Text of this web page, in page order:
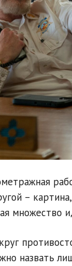
–
множество
назвать